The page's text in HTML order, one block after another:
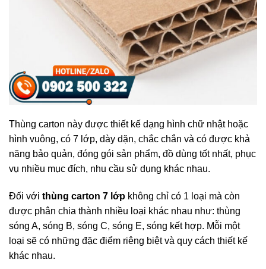
Thùng carton này được thiết kế dạng hình chữ nhật hoặc
hình vuông, có 7 lớp, dày dặn, chắc chắn và có được khả
năng bảo quản, đóng gói sản phẩm, đồ dùng tốt nhất, phục
vụ nhiều mục đích, nhu cầu sử dụng khác nhau.
Đối với thùng carton 7 lớp không chỉ có 1 loại mà còn
được phân chia thành nhiều loại khác nhau như: thùng
sóng A, sóng B, sóng C, sóng E, sóng kết hợp. Mỗi một
loại sẽ có những đặc điểm riêng biệt và quy cách thiết kế
khác nhau.